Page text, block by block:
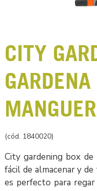
CITY
GARDENA
(cód. 1840020)
City gardening box
fácil de almacenar y
es perfecto para